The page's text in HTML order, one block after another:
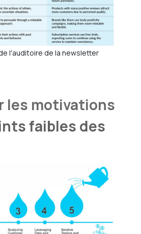
l'auditoire de la newsletter
les motivations
faibles des